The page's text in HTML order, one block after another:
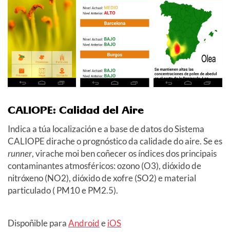
CALIOPE: Calidad del Aire
Indica a túa localización e a base de datos do Sistema
CALIOPE dirache o prognóstico da calidade do aire. Se es
runner, virache moi ben coñecer os índices dos principais
contaminantes atmosféricos: ozono (O3), dióxido de
nitróxeno (NO2), dióxido de xofre (SO2) e material
particulado ( PM10 e PM2.5).
Dispoñible paraAndroideiOS